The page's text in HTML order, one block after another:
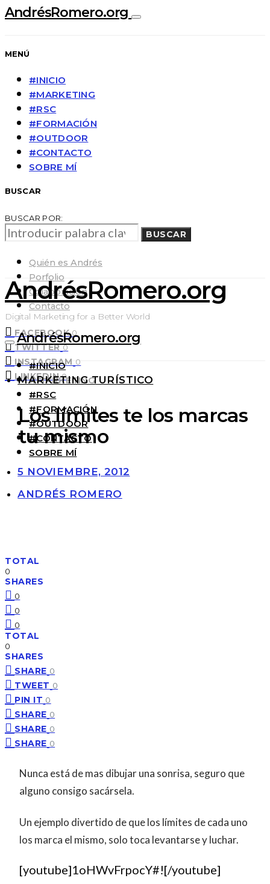
AndrésRomero.org
MENÚ
#INICIO
#MARKETING
#RSC
#FORMACIÓN
#OUTDOOR
#CONTACTO
SOBRE MÍ
BUSCAR
BUSCAR POR:
BUSCAR
Quién es Andrés
Porfolio
Colaboración
Contacto
FACEBOOK 0
TWITTER 0
INSTAGRAM 0
LINKEDIN 0
AndrésRomero.org
Digital Marketing for a Better World
AndrésRomero.org
#INICIO
#MARKETING
#RSC
#FORMACIÓN
#OUTDOOR
#CONTACTO
SOBRE MÍ
MARKETING TURÍSTICO
Los límites te los marcas
tu mismo
5 NOVIEMBRE, 2012
ANDRÉS ROMERO
TOTAL
0
SHARES
0
0
0
TOTAL
0
SHARES
SHARE 0
TWEET 0
PIN IT 0
SHARE 0
SHARE 0
SHARE 0
Nunca está de mas dibujar una sonrisa, seguro que
alguno consigo sacársela.
Un ejemplo divertido de que los límites de cada uno
los marca el mismo, solo toca levantarse y luchar.
[youtube]1oHWvFrpocY#![/youtube]